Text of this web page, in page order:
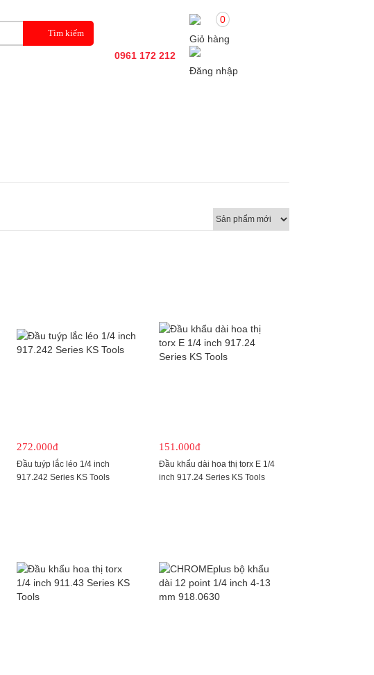
0961 172 212
0
Giỏ hàng
Đăng nhập
272.000đ
Đầu tuýp lắc léo 1/4 inch
917.242 Series KS Tools
151.000đ
Đầu khẩu dài hoa thị torx E 1/4
inch 917.24 Series KS Tools